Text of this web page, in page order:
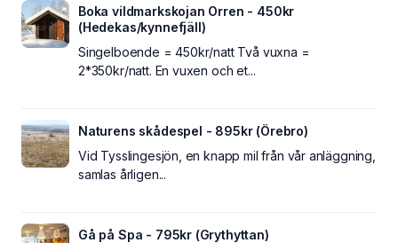
Boka vildmarkskojan Orren - 450kr
(Hedekas/kynnefjäll)
Singelboende = 450kr/natt Två vuxna =
2*350kr/natt. En vuxen och et...
Naturens skådespel - 895kr (Örebro)
Vid Tysslingesjön, en knapp mil från vår anläggning,
samlas årligen...
Gå på Spa - 795kr (Grythyttan)